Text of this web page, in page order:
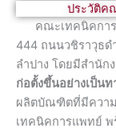
ประวัติค
คณะเทคนิคการ
444 ถนนวชิราวุธด
ลำปาง โดยมีสำนั
ก่อตั้งขึ้นอย่างเป็น
ผลิตบัณฑิตที่มีควา
เทคนิคการแพทย์